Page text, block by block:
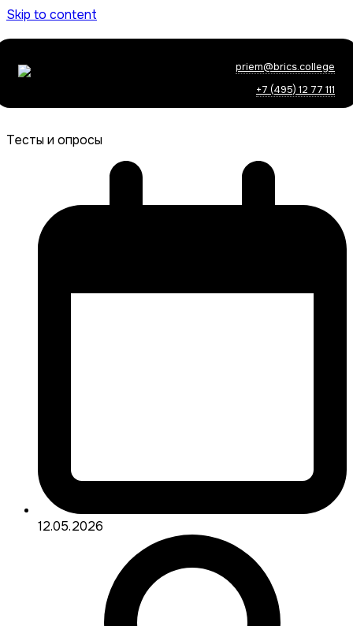
Skip to content
priem@brics.college
+7 (495) 12 77 111
Тесты и опросы
12.05.2026